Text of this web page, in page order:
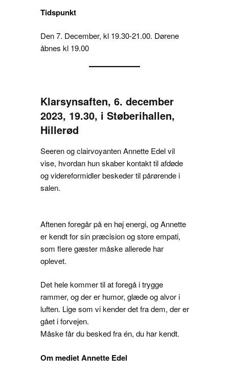
Tidspunkt
Den 7. December, kl 19.30-21.00. Dørene
åbnes kl 19.00
Klarsynsaften, 6. december
2023, 19.30, i Støberihallen,
Hillerød
Seeren og clairvoyanten Annette Edel vil
vise, hvordan hun skaber kontakt til afdøde
og videreformidler beskeder til pårørende i
salen.
Aftenen foregår på en høj energi, og Annette
er kendt for sin præcision og store empati,
som flere gæster måske allerede har
oplevet.
Det hele kommer til at foregå i trygge
rammer, og der er humor, glæde og alvor i
luften. Lige som vi kender det fra dem, der er
gået i forvejen.
Måske får du besked fra én, du har kendt.
Om mediet Annette Edel